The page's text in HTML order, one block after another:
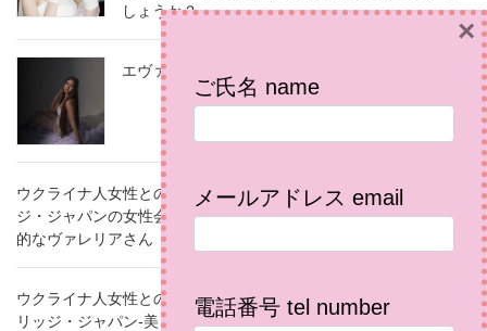
しょうか？
エヴァ Eva
ウクライナ人女性との結婚相談所（国際結婚）のインターマリッ
ジ・ジャパンの女性会員で、ウクライナ・ポルタヴァ在住の家庭
的なヴァレリアさん
ウクライナ人女性との結婚相談所（国際結婚婚活）のインターマ
リッジ・ジャパン-美しく優しい美容師のユリアさん
ご氏名 name
メールアドレス email
電話番号 tel number
×